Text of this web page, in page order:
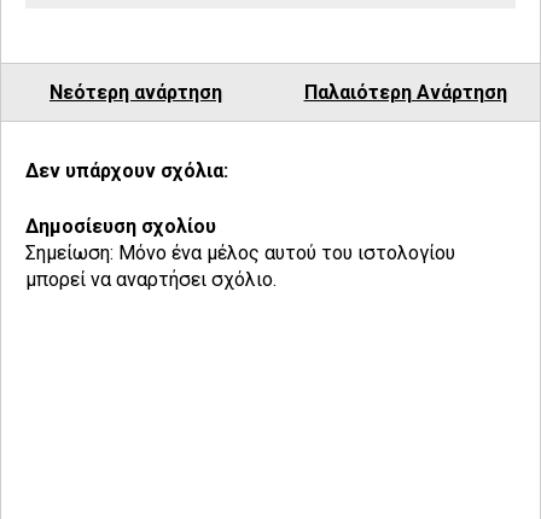
Νεότερη ανάρτηση Παλαιότερη Ανάρτηση
Δεν υπάρχουν σχόλια:
Δημοσίευση σχολίου
Σημείωση: Μόνο ένα μέλος αυτού του ιστολογίου
μπορεί να αναρτήσει σχόλιο.